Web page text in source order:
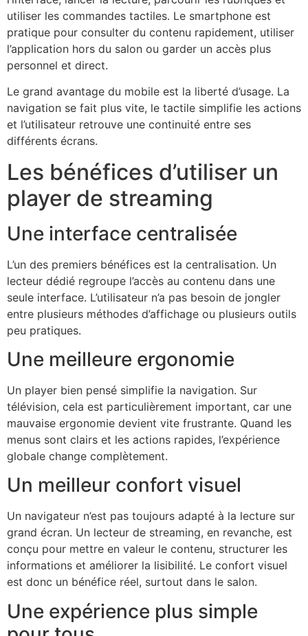
utiliser les commandes tactiles. Le smartphone est
pratique pour consulter du contenu rapidement, utiliser
l’application hors du salon ou garder un accès plus
personnel et direct.
Le grand avantage du mobile est la liberté d’usage. La
navigation se fait plus vite, le tactile simplifie les actions
et l’utilisateur retrouve une continuité entre ses
différents écrans.
Les bénéfices d’utiliser un
player de streaming
Une interface centralisée
L’un des premiers bénéfices est la centralisation. Un
lecteur dédié regroupe l’accès au contenu dans une
seule interface. L’utilisateur n’a pas besoin de jongler
entre plusieurs méthodes d’affichage ou plusieurs outils
peu pratiques.
Une meilleure ergonomie
Un player bien pensé simplifie la navigation. Sur
télévision, cela est particulièrement important, car une
mauvaise ergonomie devient vite frustrante. Quand les
menus sont clairs et les actions rapides, l’expérience
globale change complètement.
Un meilleur confort visuel
Un navigateur n’est pas toujours adapté à la lecture sur
grand écran. Un lecteur de streaming, en revanche, est
conçu pour mettre en valeur le contenu, structurer les
informations et améliorer la lisibilité. Le confort visuel
est donc un bénéfice réel, surtout dans le salon.
Une expérience plus simple